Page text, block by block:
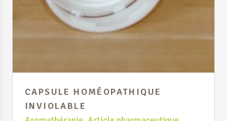
CAPSULE HOMÉOPATHIQUE
INVIOLABLE